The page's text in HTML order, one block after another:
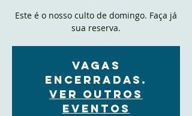
Este é o nosso culto de domingo. Faça já
sua reserva.
VAGAS
ENCERRADAS.
Ver outros
eventos